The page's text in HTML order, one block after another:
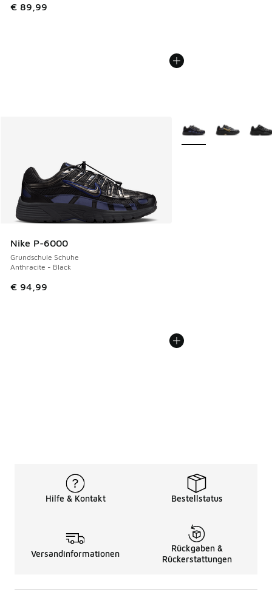
€ 89,99
Nike P-6000
Grundschule Schuhe
Anthracite - Black
€ 94,99
Weitere Farben
Hilfe & Kontakt Bestellstatus
Versandinformationen
Rückgaben &
Rückerstattungen